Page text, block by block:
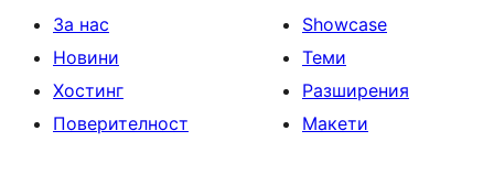
За нас
Новини
Хостинг
Поверителност
Showcase
Теми
Разширения
Макети